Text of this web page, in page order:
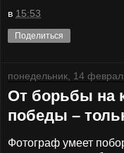
в 15:53
Поделиться
понедельник, 14
От борьбы на
победы –
Фотограф умеет